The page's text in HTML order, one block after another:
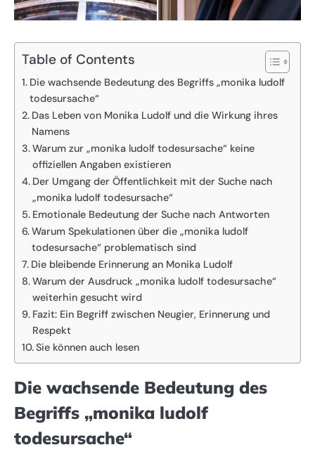
Table of Contents
Die wachsende Bedeutung des Begriffs „monika ludolf
todesursache“
Das Leben von Monika Ludolf und die Wirkung ihres
Namens
Warum zur „monika ludolf todesursache“ keine
offiziellen Angaben existieren
Der Umgang der Öffentlichkeit mit der Suche nach
„monika ludolf todesursache“
Emotionale Bedeutung der Suche nach Antworten
Warum Spekulationen über die „monika ludolf
todesursache“ problematisch sind
Die bleibende Erinnerung an Monika Ludolf
Warum der Ausdruck „monika ludolf todesursache“
weiterhin gesucht wird
Fazit: Ein Begriff zwischen Neugier, Erinnerung und
Respekt
Sie können auch lesen
Die wachsende Bedeutung des
Begriffs „monika ludolf
todesursache“